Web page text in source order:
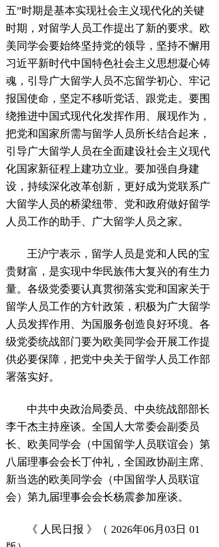
五”时期是基本实现社会主义现代化的关键
时期，对留学人员工作提出了新的要求。欧
美同学会要始终坚持党的领导，坚持不懈用
习近平新时代中国特色社会主义思想凝心铸
魂，引导广大留学人员不忘留学初心、牢记
报国使命，坚定不移听党话、跟党走。要围
绕推进中国式现代化发挥作用、展现作为，
把党和国家所需与留学人员所长结合起来，
引导广大留学人员在全面建设社会主义现代
化国家新征程上建功立业。要加强自身建
设，持续深化改革创新，更好成为党联系广
大留学人员的桥梁纽带、党和政府做好留学
人员工作的助手、广大留学人员之家。
王沪宁表示，留学人员是党和人民的宝
贵财富，是实现中华民族伟大复兴的有生力
量。各级党委要认真贯彻落实党和国家关于
留学人员工作的方针政策，积极为广大留学
人员发挥作用、为国服务创造良好环境。各
级党委统战部门要为欧美同学会开展工作提
供必要保障，把党中央关于留学人员工作部
署落实好。
中共中央政治局委员、中央统战部部长
李干杰主持座谈。全国人大常委会副委员
长、欧美同学会（中国留学人员联谊会）第
八届理事会会长丁仲礼，全国政协副主席、
新当选的欧美同学会（中国留学人员联谊
会）第九届理事会会长杨震参加座谈。
《 人民日报 》（ 2026年06月03日 01